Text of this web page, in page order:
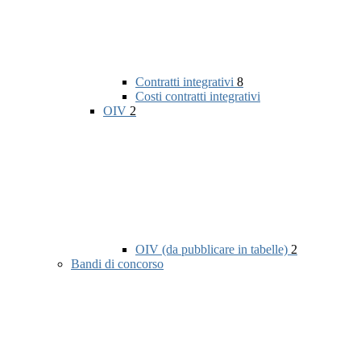
Contratti integrativi 8
Costi contratti integrativi
OIV 2
OIV (da pubblicare in tabelle) 2
Bandi di concorso